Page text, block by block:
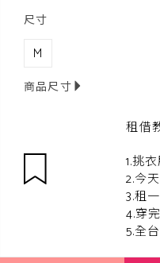
尺寸
M
商品尺寸
租借
1.挑
2.今
3.租
4.穿
5.全